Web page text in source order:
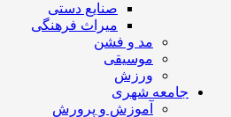
تهران
صنایع دستی
میراث فرهنگی
مد و فشن
موسیقی
ورزش
جامعه شهری
آموزش و پرورش